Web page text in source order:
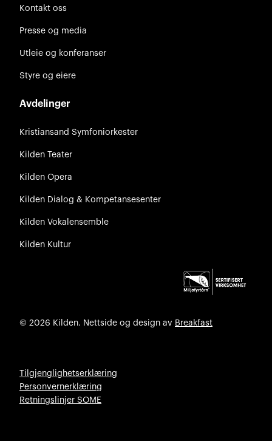
Kontakt oss
Presse og media
Utleie og konferanser
Styre og eiere
Avdelinger
Kristiansand Symfoniorkester
Kilden Teater
Kilden Opera
Kilden Dialog & Kompetansesenter
Kilden Vokalensemble
Kilden Kultur
© 2026 Kilden. Nettside og design av Breakfast
Tilgjenglighetserklæring
Personvernerklæring
Retningslinjer SOME